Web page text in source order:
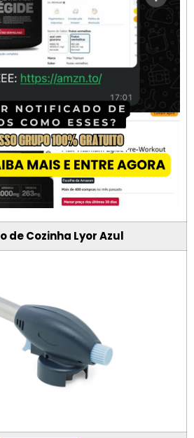
de Cozinha Lyor Azul